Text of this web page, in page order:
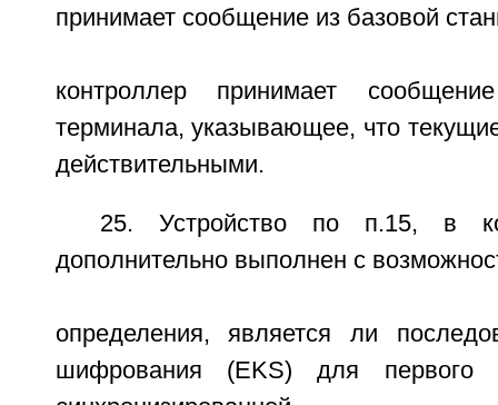
принимает сообщение из базовой
контроллер принимает
терминала, указывающее, что
действительными.
25. Устройство по п.15, в
дополнительно выполнен с
определения, является ли
шифрования (EKS) для первого